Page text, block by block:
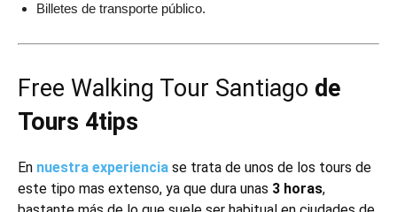
Billetes de transporte público.
Free Walking Tour Santiago de
Tours 4tips
En nuestra experiencia se trata de unos de los tours de
este tipo mas extenso, ya que dura unas 3 horas,